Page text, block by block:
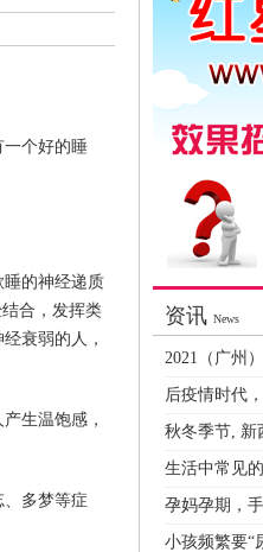
一个好的睡
的神经递质
合，发挥类
衰弱的人，
生温饱感，
多梦等症
资讯 News
2021（广州
后疫情时代
秋冬季节, 新
生活中常见
孕妈孕期，
小孩频繁要“